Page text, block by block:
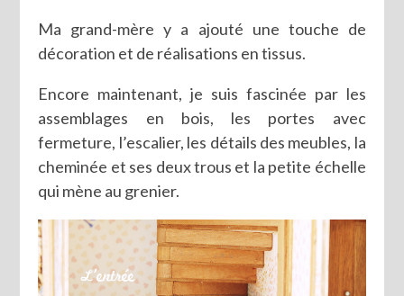
Ma grand-mère y a ajouté une touche de
décoration et de réalisations en tissus.
Encore maintenant, je suis fascinée par les
assemblages en bois, les portes avec
fermeture, l’escalier, les détails des meubles, la
cheminée et ses deux trous et la petite échelle
qui mène au grenier.